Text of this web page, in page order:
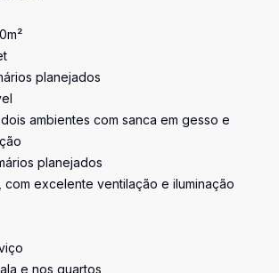
planejados
ambientes com sanca em gesso e
planejados
com excelente ventilação e iluminação
e nos quartos